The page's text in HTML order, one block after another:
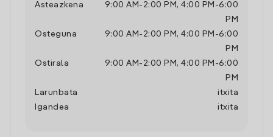
Asteazkena
9:00 AM - 2:00 PM , 4:00 PM -6:00
PM
Osteguna
9:00 AM - 2:00 PM , 4:00 PM -6:00
PM
Ostirala
9:00 AM - 2:00 PM , 4:00 PM -6:00
PM
Larunbata
itxita
Igandea
itxita